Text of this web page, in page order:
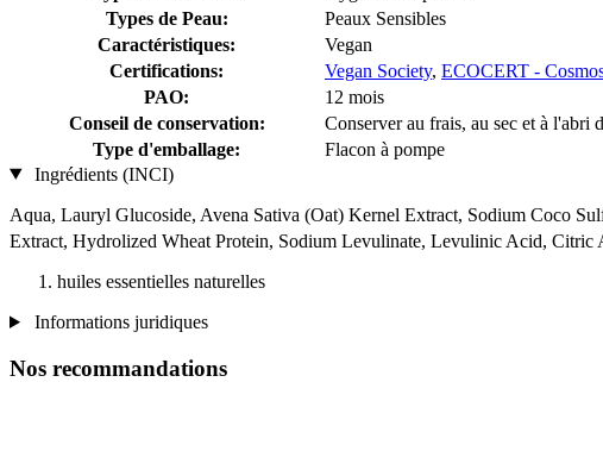
Types de Peau:
Peaux Sensibles
Caractéristiques:
Vegan
Certifications:
Vegan Society, ECOCERT -
PAO:
12 mois
Conseil de conservation:
Conserver au frais, au sec et à l'abri
Type d'emballage:
Flacon à pompe
Ingrédients (INCI)
Aqua, Lauryl Glucoside, Avena Sativa (Oat) Kernel Extract, Sodium Coco­
Extract, Hydrolized Wheat Protein, Sodium Levulinate, Levulinic Acid, Citric
huiles essentielles naturelles
Informations juridiques
Nos recommandations